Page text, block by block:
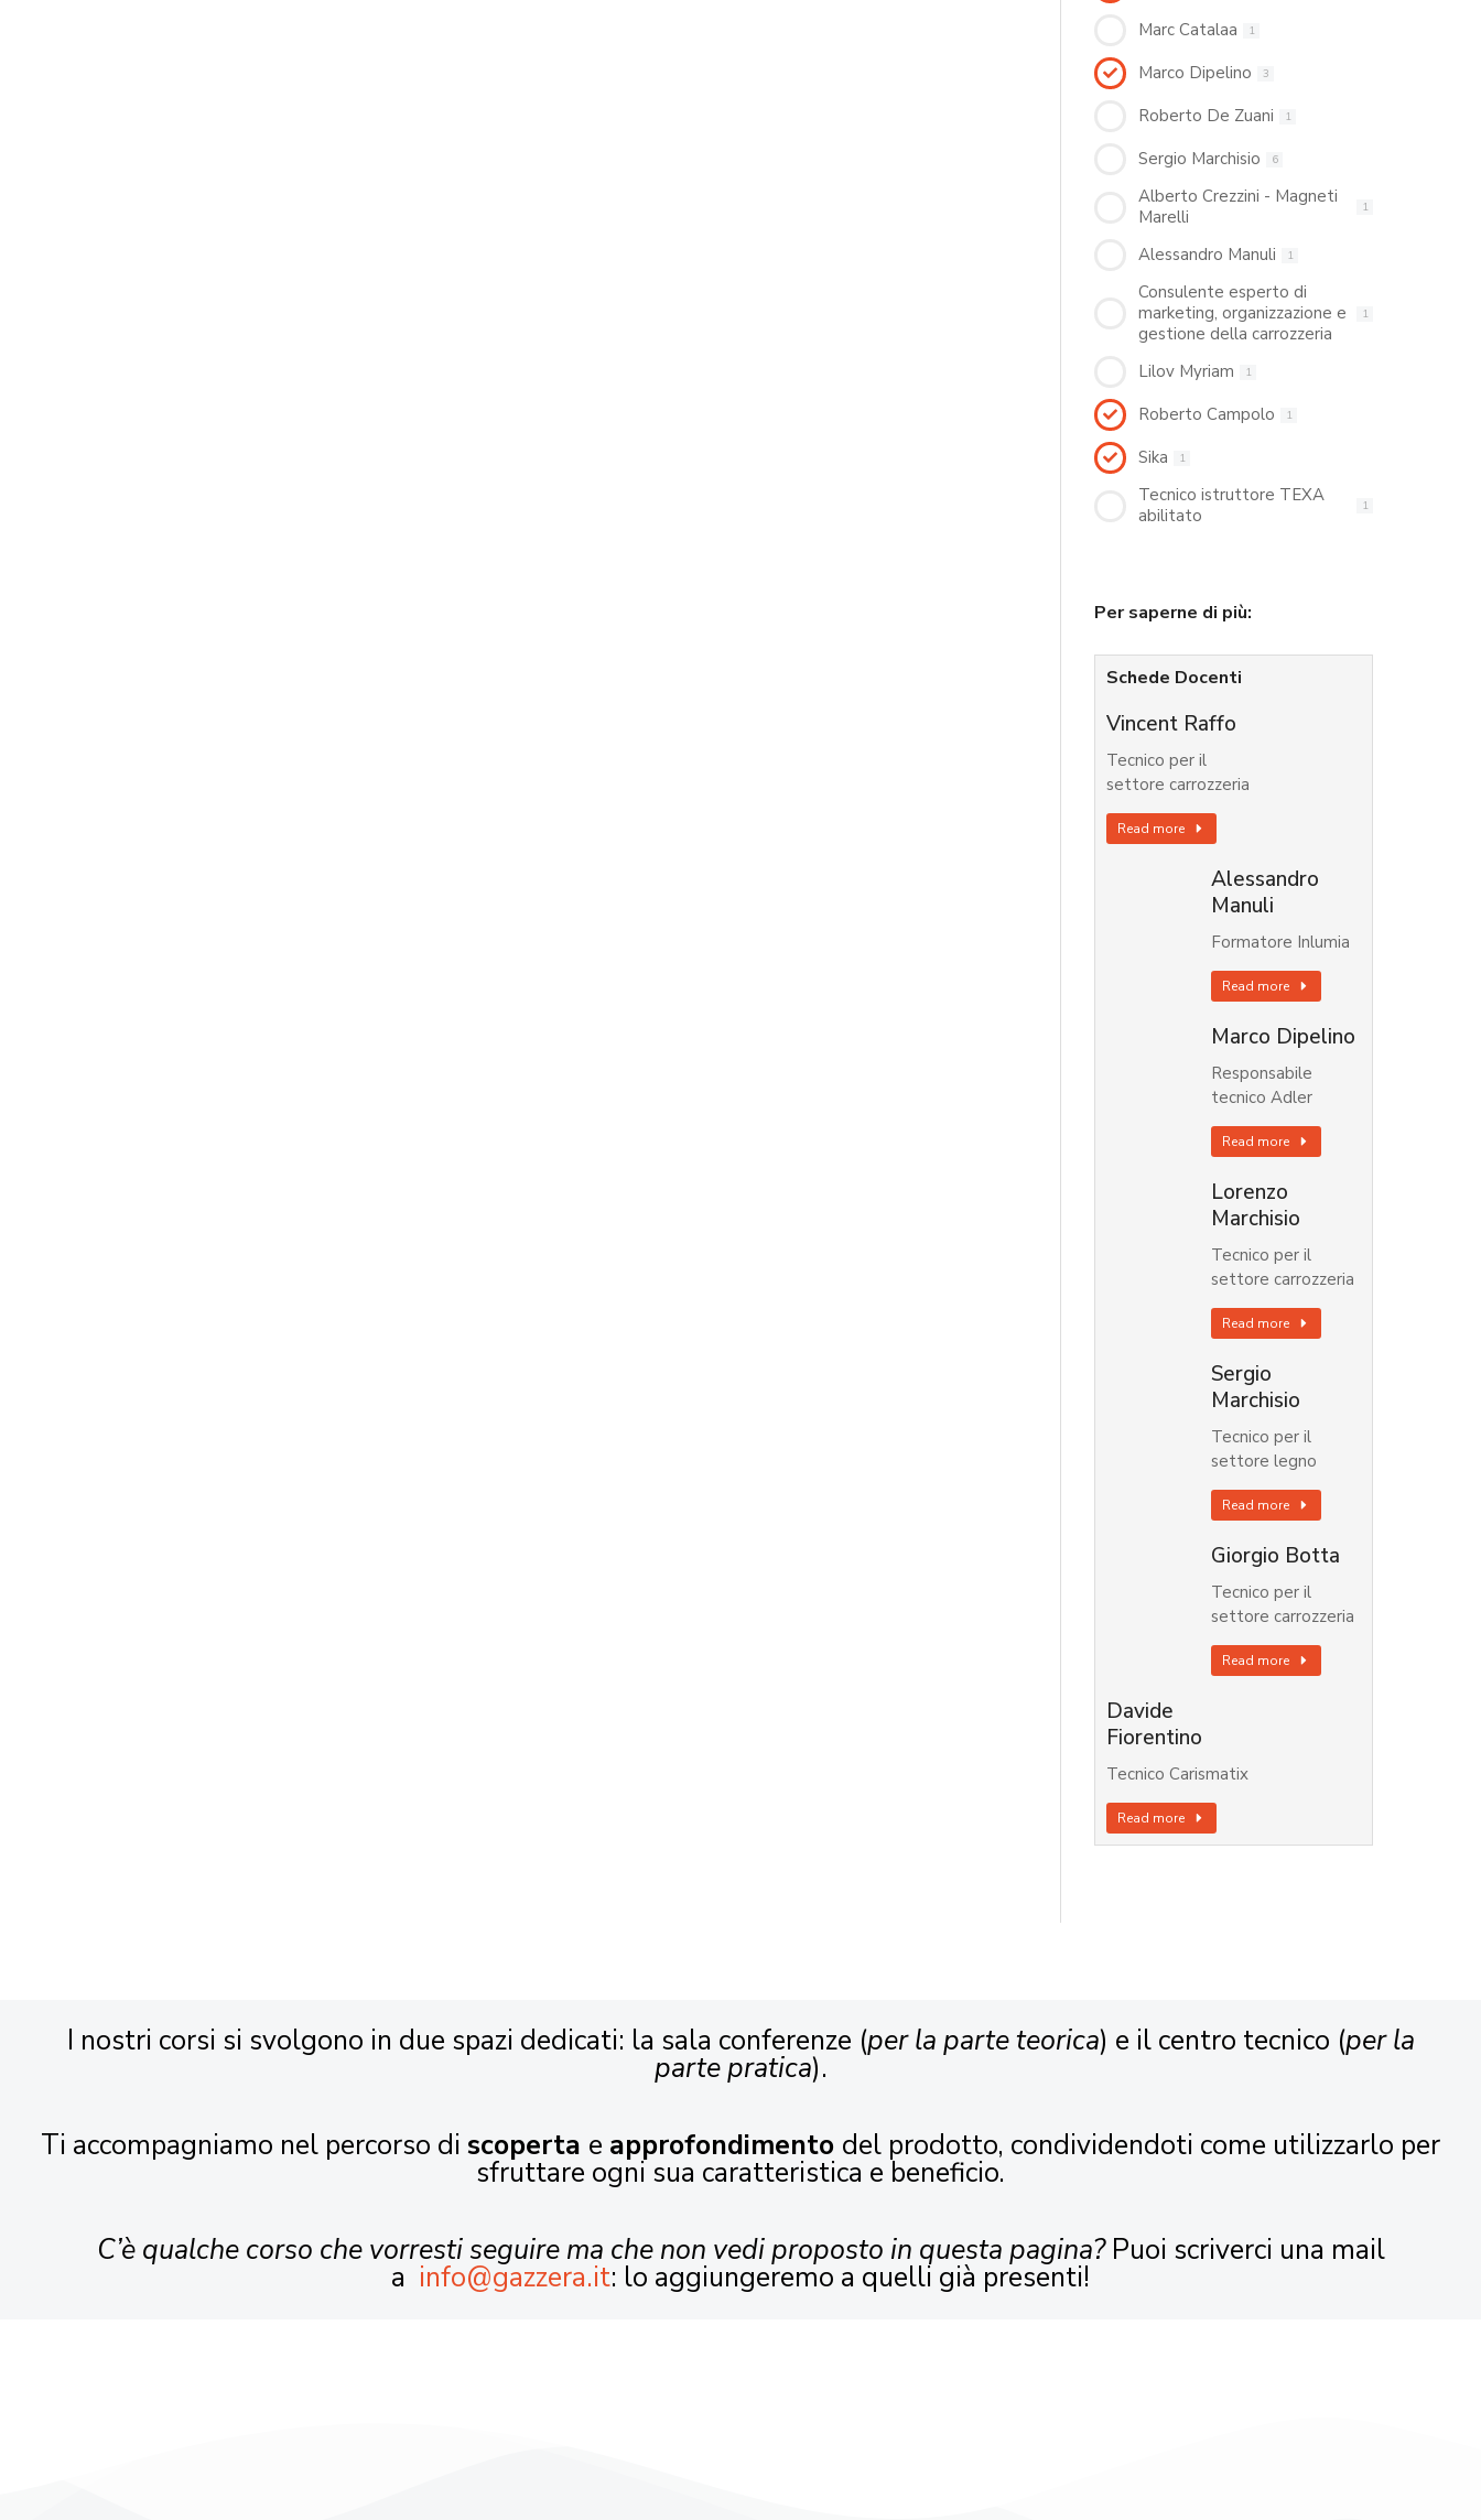
Marc Catalaa 1
Marco Dipelino 3
Roberto De Zuani 1
Sergio Marchisio 6
Alberto Crezzini - Magneti
Marelli
1
Alessandro Manuli 1
Consulente esperto di
marketing, organizzazione e
gestione della carrozzeria
1
Lilov Myriam 1
Roberto Campolo 1
Sika 1
Tecnico istruttore TEXA
abilitato
1
Per saperne di più:
Schede Docenti
Vincent Raffo
Tecnico per il
settore carrozzeria
Read more
Alessandro
Manuli
Formatore Inlumia
Read more
Marco Dipelino
Responsabile
tecnico Adler
Read more
Lorenzo
Marchisio
Tecnico per il
settore carrozzeria
Read more
Sergio
Marchisio
Tecnico per il
settore legno
Read more
Giorgio Botta
Tecnico per il
settore carrozzeria
Read more
Davide
Fiorentino
Tecnico Carismatix
Read more
I nostri corsi si svolgono in due spazi dedicati: la sala conferenze (per la parte teorica) e il centro tecnico (per la
parte pratica).
Ti accompagniamo nel percorso di scoperta e approfondimento del prodotto, condividendoti come utilizzarlo per
sfruttare ogni sua caratteristica e beneficio.
C’è qualche corso che vorresti seguire ma che non vedi proposto in questa pagina?Puoi scriverci una mail
a info@gazzera.it: lo aggiungeremo a quelli già presenti!